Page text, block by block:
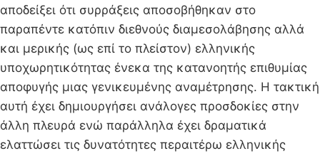
αποδείξει ότι συρράξεις αποσοβήθηκαν στο
παραπέντε κατόπιν διεθνούς διαμεσολάβησης αλλά
και μερικής (ως επί το πλείστον) ελληνικής
υποχωρητικότητας ένεκα της κατανοητής επιθυμίας
αποφυγής μιας γενικευμένης αναμέτρησης. Η τακτική
αυτή έχει δημιουργήσει ανάλογες προσδοκίες στην
άλλη πλευρά ενώ παράλληλα έχει δραματικά
ελαττώσει τις δυνατότητες περαιτέρω ελληνικής